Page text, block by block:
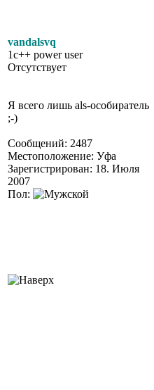
vandalsvq
1c++ power user
Отсутствует
Я всего лишь als-особиратель
;-)
Сообщений: 2487
Местоположение: Уфа
Зарегистрирован: 18. Июля
2007
Пол: